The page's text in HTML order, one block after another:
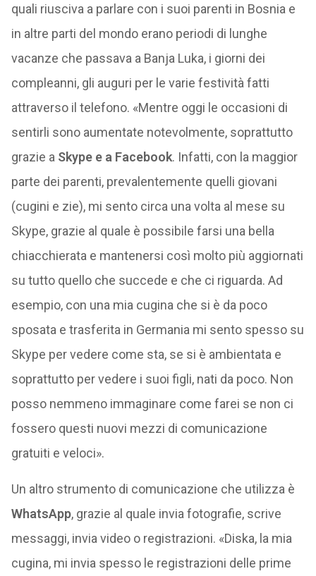
quali riusciva a parlare con i suoi parenti in Bosnia e
in altre parti del mondo erano periodi di lunghe
vacanze che passava a Banja Luka, i giorni dei
compleanni, gli auguri per le varie festività fatti
attraverso il telefono. «Mentre oggi le occasioni di
sentirli sono aumentate notevolmente, soprattutto
grazie a Skype e a Facebook. Infatti, con la maggior
parte dei parenti, prevalentemente quelli giovani
(cugini e zie), mi sento circa una volta al mese su
Skype, grazie al quale è possibile farsi una bella
chiacchierata e mantenersi così molto più aggiornati
su tutto quello che succede e che ci riguarda. Ad
esempio, con una mia cugina che si è da poco
sposata e trasferita in Germania mi sento spesso su
Skype per vedere come sta, se si è ambientata e
soprattutto per vedere i suoi figli, nati da poco. Non
posso nemmeno immaginare come farei se non ci
fossero questi nuovi mezzi di comunicazione
gratuiti e veloci».
Un altro strumento di comunicazione che utilizza è
WhatsApp, grazie al quale invia fotografie, scrive
messaggi, invia video o registrazioni. «Diska, la mia
cugina, mi invia spesso le registrazioni delle prime